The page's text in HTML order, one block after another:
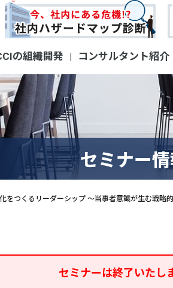
の組織開発 | コンサルタント紹介
セミナー
をつくるリーダーシップ ～当事者意識が生む戦略
セミナーは終了いたし